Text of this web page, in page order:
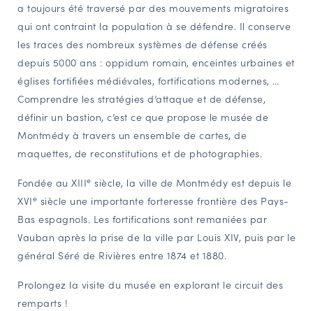
a toujours été traversé par des mouvements migratoires
qui ont contraint la population à se défendre. Il conserve
les traces des nombreux systèmes de défense créés
depuis 5000 ans : oppidum romain, enceintes urbaines et
églises fortifiées médiévales, fortifications modernes, …
Comprendre les stratégies d’attaque et de défense,
définir un bastion, c’est ce que propose le musée de
Montmédy à travers un ensemble de cartes, de
maquettes, de reconstitutions et de photographies.
Fondée au XIIIe siècle, la ville de Montmédy est depuis le
XVIe siècle une importante forteresse frontière des Pays-
Bas espagnols. Les fortifications sont remaniées par
Vauban après la prise de la ville par Louis XIV, puis par le
général Séré de Rivières entre 1874 et 1880.
Prolongez la visite du musée en explorant le circuit des
remparts !